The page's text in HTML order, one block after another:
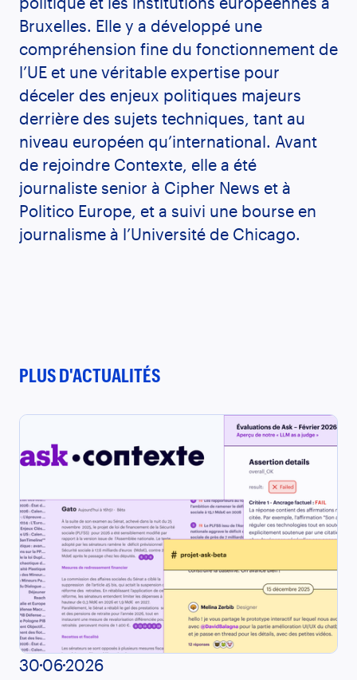
Bruxelles. Elle y a développé une
compréhension fine du fonctionnement de
l’UE et une véritable expertise pour
déceler des enjeux politiques majeurs
derrière des sujets techniques, tant au
niveau européen qu’international. Avant
de rejoindre Contexte, elle a été
journaliste senior à Cipher News et à
Politico Europe, et a suivi une bourse en
journalisme à l’Université de Chicago.
PLUS D'ACTUALITÉS
30 062026